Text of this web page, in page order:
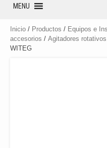
MENU
Inicio / Productos / Equipos e
accesorios / Agitadores rotativos
WITEG